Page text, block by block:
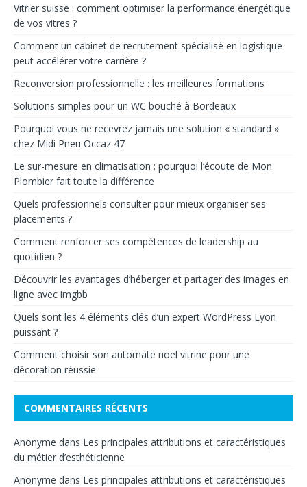
Vitrier suisse : comment optimiser la performance énergétique
de vos vitres ?
Comment un cabinet de recrutement spécialisé en logistique
peut accélérer votre carrière ?
Reconversion professionnelle : les meilleures formations
Solutions simples pour un WC bouché à Bordeaux
Pourquoi vous ne recevrez jamais une solution « standard »
chez Midi Pneu Occaz 47
Le sur-mesure en climatisation : pourquoi l’écoute de Mon
Plombier fait toute la différence
Quels professionnels consulter pour mieux organiser ses
placements ?
Comment renforcer ses compétences de leadership au
quotidien ?
Découvrir les avantages d’héberger et partager des images en
ligne avec imgbb
Quels sont les 4 éléments clés d’un expert WordPress Lyon
puissant ?
Comment choisir son automate noel vitrine pour une
décoration réussie
COMMENTAIRES RÉCENTS
Anonyme dans Les principales attributions et caractéristiques
du métier d’esthéticienne
Anonyme dans Les principales attributions et caractéristiques